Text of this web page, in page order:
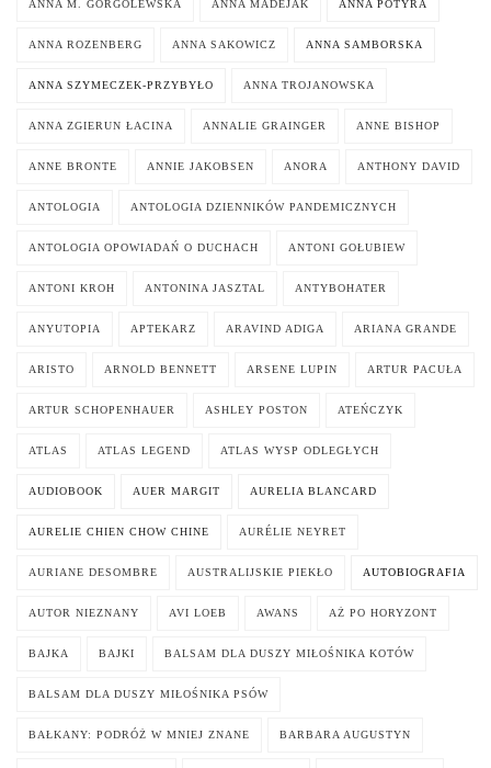
ANNA M. GORGOLEWSKA ANNA MADEJAK ANNA POTYRA
ANNA ROZENBERG ANNA SAKOWICZ ANNA SAMBORSKA
ANNA SZYMECZEK-PRZYBYŁO ANNA TROJANOWSKA
ANNA ZGIERUN ŁACINA ANNALIE GRAINGER ANNE BISHOP
ANNE BRONTE ANNIE JAKOBSEN ANORA ANTHONY DAVID
ANTOLOGIA ANTOLOGIA DZIENNIKÓW PANDEMICZNYCH
ANTOLOGIA OPOWIADAŃ O DUCHACH ANTONI GOŁUBIEW
ANTONI KROH ANTONINA JASZTAL ANTYBOHATER
ANYUTOPIA APTEKARZ ARAVIND ADIGA ARIANA GRANDE
ARISTO ARNOLD BENNETT ARSENE LUPIN ARTUR PACUŁA
ARTUR SCHOPENHAUER ASHLEY POSTON ATEŃCZYK
ATLAS ATLAS LEGEND ATLAS WYSP ODLEGŁYCH
AUDIOBOOK AUER MARGIT AURELIA BLANCARD
AURELIE CHIEN CHOW CHINE AURÉLIE NEYRET
AURIANE DESOMBRE AUSTRALIJSKIE PIEKŁO AUTOBIOGRAFIA
AUTOR NIEZNANY AVI LOEB AWANS AŻ PO HORYZONT
BAJKA BAJKI BALSAM DLA DUSZY MIŁOŚNIKA KOTÓW
BALSAM DLA DUSZY MIŁOŚNIKA PSÓW
BAŁKANY: PODRÓŻ W MNIEJ ZNANE BARBARA AUGUSTYN